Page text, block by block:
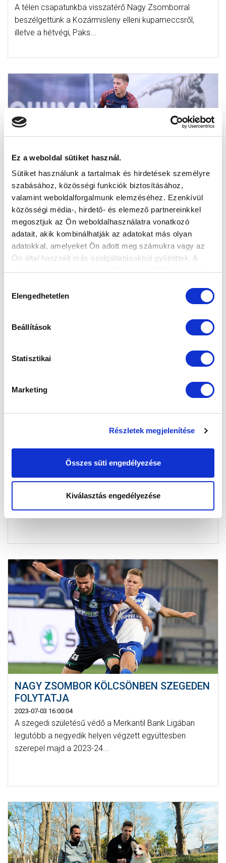
Ez a weboldal sütiket használ.
Sütiket használunk a tartalmak és hirdetések személyre
szabásához, közösségi funkciók biztosításához,
valamint weboldalforgalmunk elemzéséhez. Ezenkívül
közösségi média-, hirdető- és elemező partnereinkkel
megosztjuk az Ön weboldalhasználatra vonatkozó
adatait, akik kombinálhatják az adatokat más olyan
adatokkal, amelyeket Ön adott meg számukra vagy az
Ön által használt más szolgáltatásokból gyűjtöttek. A
kiválasztása
Elengedhetetlen
Beállítások
Statisztikai
Marketing
Részletek megjelenítése
Összes süti engedélyezése
Kiválasztás engedélyezése
A télen csapatunkba visszatérő Nagy Zsomborral
beszélgettünk a Kozármisleny elleni kupameccsről,
illetve a hétvégi, Paks...
"KIMAGASLOTT AZ NB II-BŐL, VÉGIG
KIEMELTEN KÖVETTÜK A
TELJESÍTMÉNYÉT" - PORTRÉ A
VISSZATÉRT NAGY ZSOMBORRÓL
2024-01-30 09:00:00
Egyértelmű volt, hogy élünk azzal az opciónkkal, hogy
kölcsönjátékát végig ko...
SZEGEDEN SZEREPEL TAVASSZAL
Védőnk visszatér kölcsönből, míg fiatal támadónk
tavasszal szintén Szegeden bizonyíthat.
NAGY ZSOMBOR KÖLCSÖNBEN SZEGEDEN
FOLYTATJA
2023-07-03 16:00:04
A szegedi születésű védő a Merkantil Bank Ligában
legutóbb a negyedik helyen végzett együttesben
szerepel majd a 2023-24...